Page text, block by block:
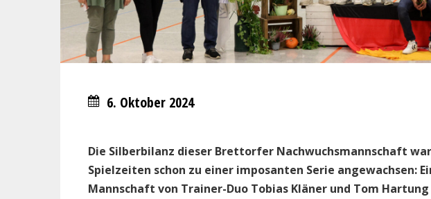
6. Oktober 2024
Die Silberbilanz dieser Brettorfer Nachwuchsmannschaft
Spielzeiten schon zu einer imposanten Serie angewachsen:
Mannschaft von Trainer-Duo Tobias Kläner und Tom